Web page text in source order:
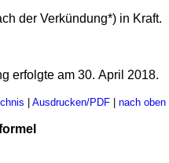
der Verkündung*) in Kraft.
erfolgte am 30. April 2018.
| Ausdrucken/PDF| nach oben